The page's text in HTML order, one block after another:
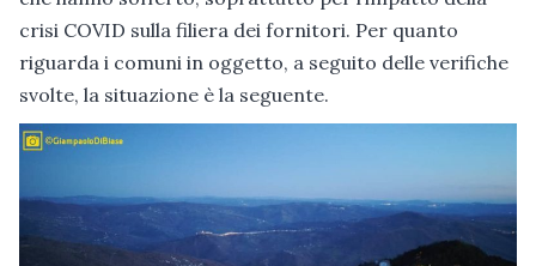
crisi COVID sulla filiera dei fornitori. Per quanto
riguarda i comuni in oggetto, a seguito delle verifiche
svolte, la situazione è la seguente.